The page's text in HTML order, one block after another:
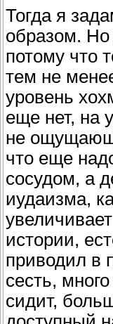
Тогда я
образом.
потому что
тем не
уровень
еще нет, на
не
что еще
сосудом, а
иудаизма,
истории,
приводил в
сесть,
сидит,